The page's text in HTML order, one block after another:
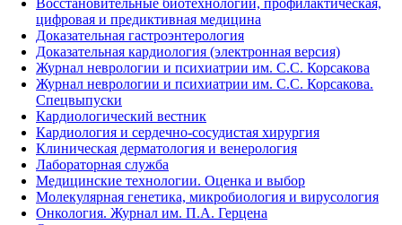
Восстановительные биотехнологии, профилактическая,
цифровая и предиктивная медицина
Доказательная гастроэнтерология
Доказательная кардиология (электронная версия)
Журнал неврологии и психиатрии им. С.С. Корсакова
Журнал неврологии и психиатрии им. С.С. Корсакова.
Спецвыпуски
Кардиологический вестник
Кардиология и сердечно-сосудистая хирургия
Клиническая дерматология и венерология
Лабораторная служба
Медицинские технологии. Оценка и выбор
Молекулярная генетика, микробиология и вирусология
Онкология. Журнал им. П.А. Герцена